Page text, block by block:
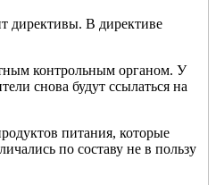
директивы. В директиве
контрольным органом. У
снова будут ссылаться на
питания, которые
по составу не в пользу